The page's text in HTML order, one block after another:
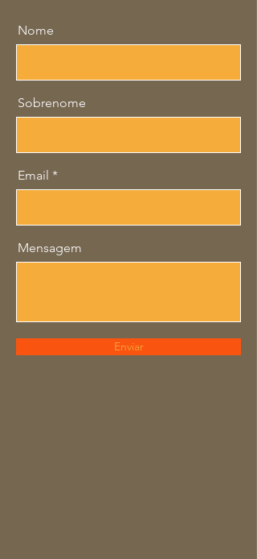
Nome
Sobrenome
Email
Mensagem
Enviar